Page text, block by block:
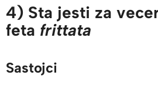
4) Sta jesti za
feta frittata
Sastojci